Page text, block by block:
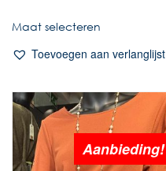
Maat selecteren
Toevoegen aan verlanglijst
Aanbieding!